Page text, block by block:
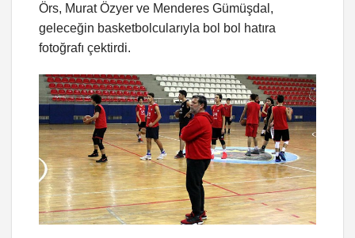
Örs, Murat Özyer ve Menderes Gümüşdal,
geleceğin basketbolcularıyla bol bol hatıra
fotoğrafı çektirdi.